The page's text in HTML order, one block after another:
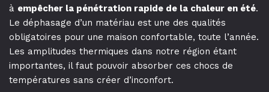
à empêcher la pénétration rapide de la chaleur en été.
Le déphasage d’un matériau est une des qualités
obligatoires pour une maison confortable, toute l’année.
Les amplitudes thermiques dans notre région étant
importantes, il faut pouvoir absorber ces chocs de
températures sans créer d’inconfort.